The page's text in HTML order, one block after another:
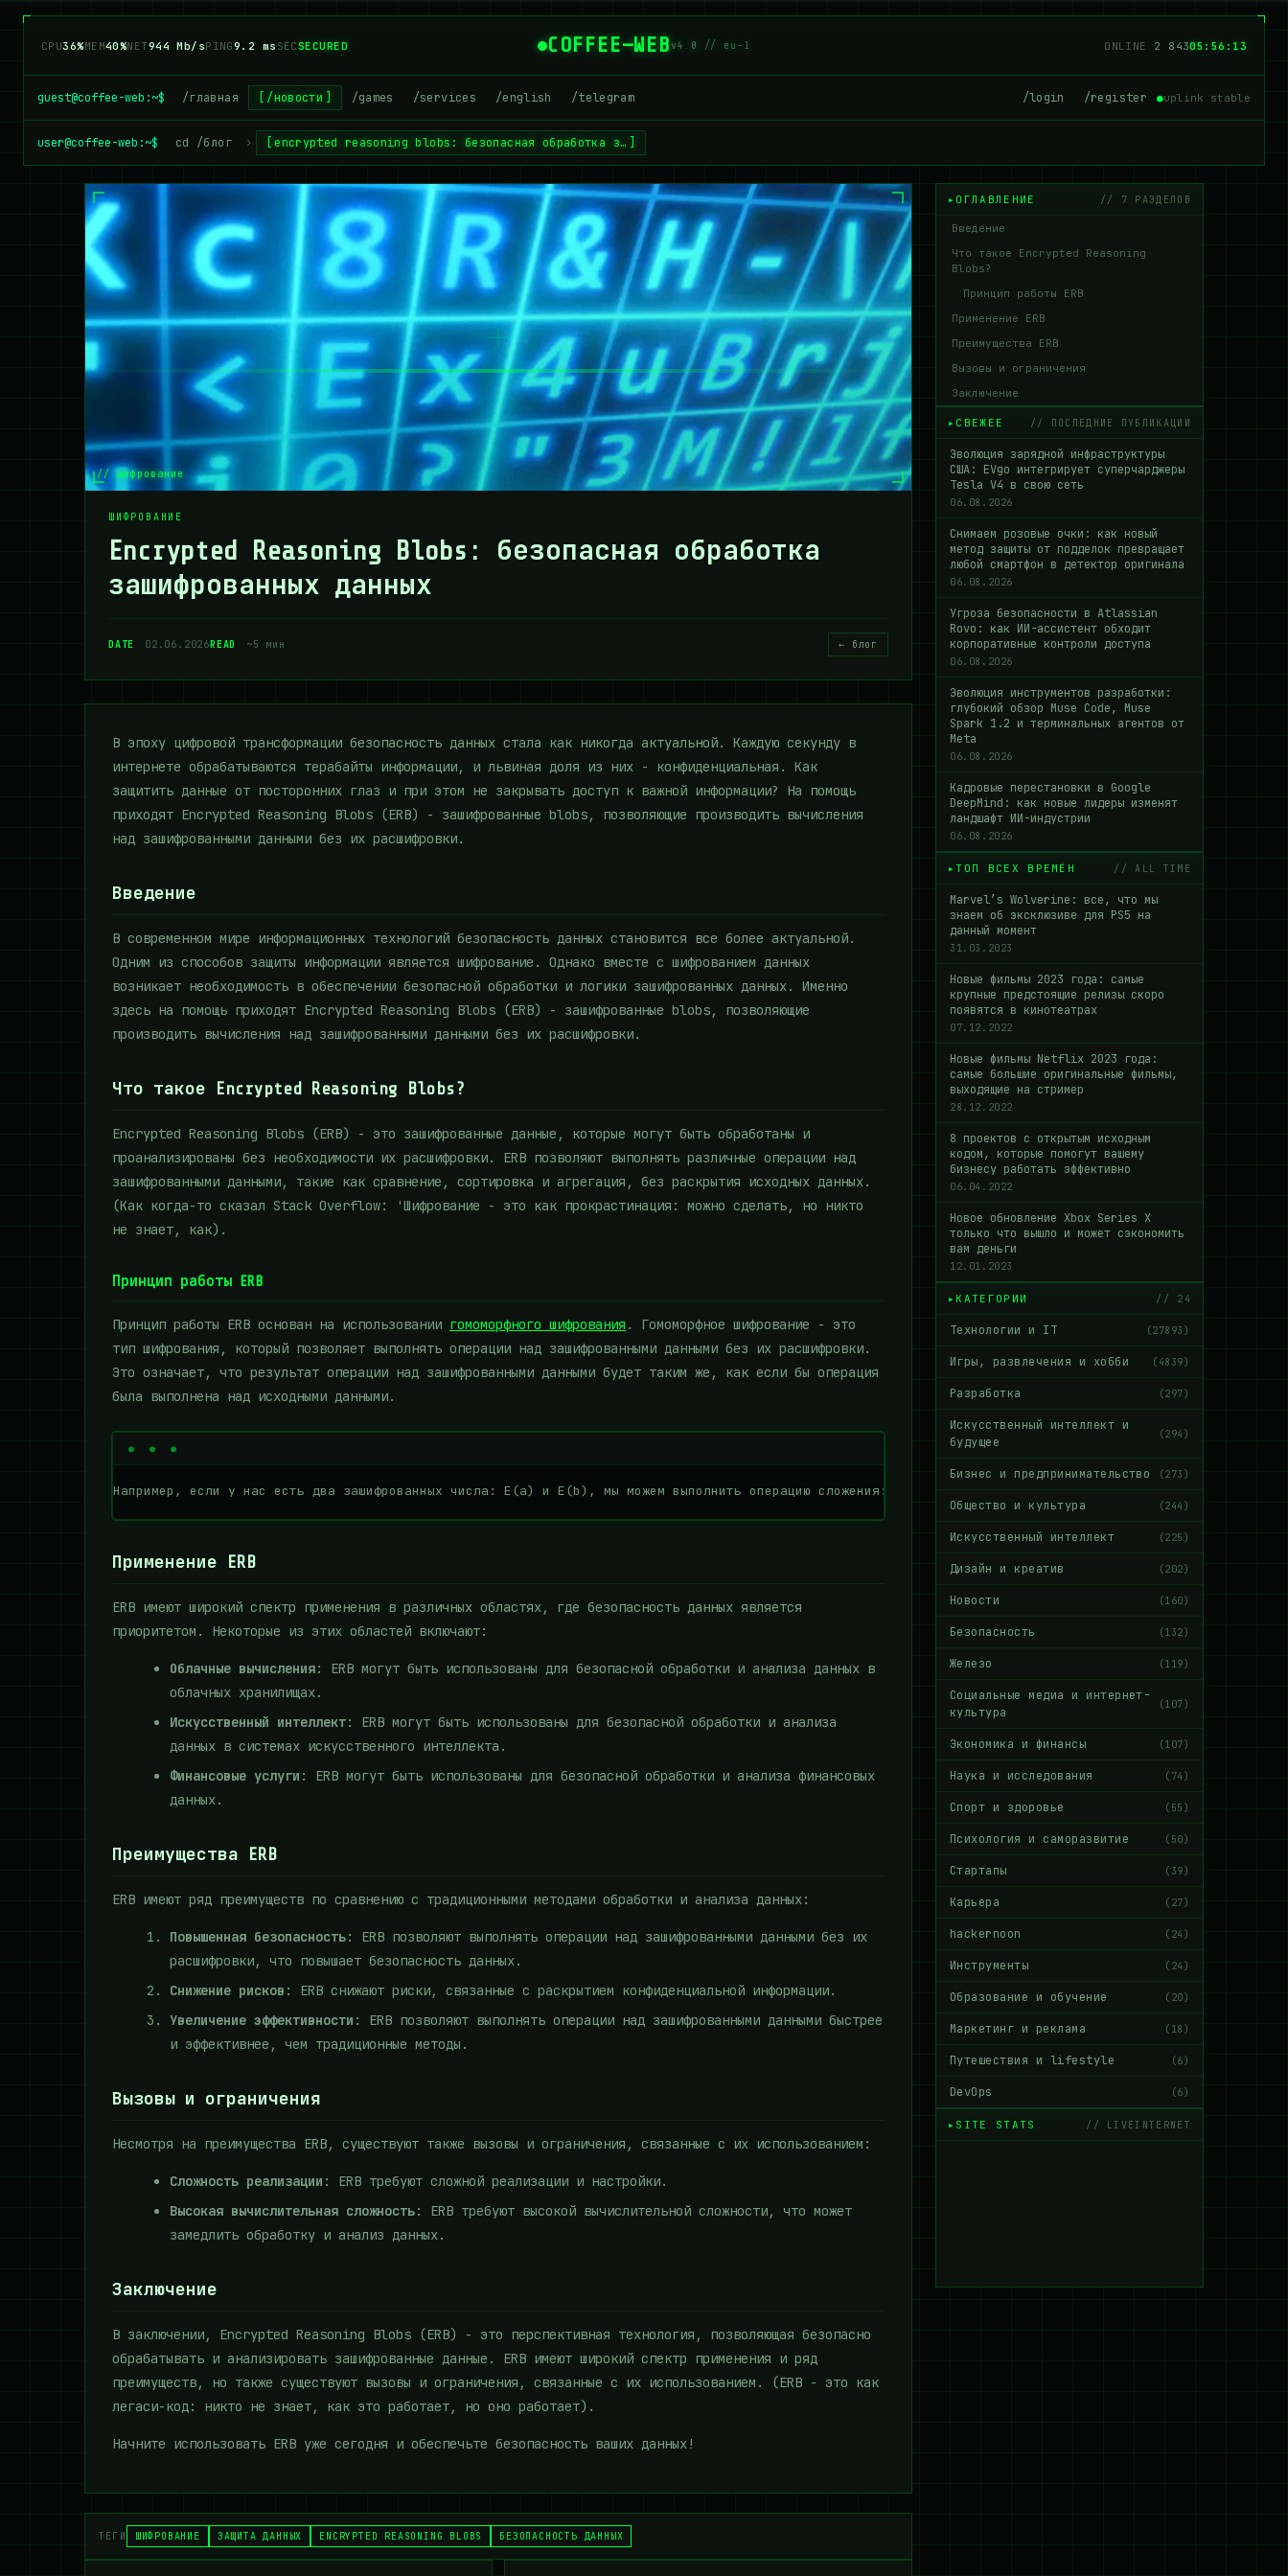
CPU41%MEM38%NET967 Mb/sPING9.2 ms SECSECURED COFFEE—WEBv4.0 // eu-1 ONLINE 2 84005:56:14
guest@coffee-web:~$ /главная /новости /games /services /english /telegram /login /register ●uplink stable
user@coffee-web:~$ cd /блог › encrypted reasoning blobs: безопасная обработка з…
// шифрование
ШИФРОВАНИЕ
Encrypted Reasoning Blobs: безопасная обработка
зашифрованных данных
DATE 02.06.2026READ ~5 мин ← блог
В эпоху цифровой трансформации безопасность данных стала как никогда актуальной. Каждую секунду в
интернете обрабатываются терабайты информации, и львиная доля из них - конфиденциальная. Как
защитить данные от посторонних глаз и при этом не закрывать доступ к важной информации? На помощь
приходят Encrypted Reasoning Blobs (ERB) - зашифрованные blobs, позволяющие производить вычисления
над зашифрованными данными без их расшифровки.
Введение
В современном мире информационных технологий безопасность данных становится все более актуальной.
Одним из способов защиты информации является шифрование. Однако вместе с шифрованием данных
возникает необходимость в обеспечении безопасной обработки и логики зашифрованных данных. Именно
здесь на помощь приходят Encrypted Reasoning Blobs (ERB) - зашифрованные blobs, позволяющие
производить вычисления над зашифрованными данными без их расшифровки.
Что такое Encrypted Reasoning Blobs?
Encrypted Reasoning Blobs (ERB) - это зашифрованные данные, которые могут быть обработаны и
проанализированы без необходимости их расшифровки. ERB позволяют выполнять различные операции над
зашифрованными данными, такие как сравнение, сортировка и агрегация, без раскрытия исходных данных.
(Как когда-то сказал Stack Overflow: 'Шифрование - это как прокрастинация: можно сделать, но никто
не знает, как).
Принцип работы ERB
Принцип работы ERB основан на использовании гомоморфного шифрования . Гомоморфное шифрование - это
тип шифрования, который позволяет выполнять операции над зашифрованными данными без их расшифровки.
Это означает, что результат операции над зашифрованными данными будет таким же, как если бы операция
была выполнена над исходными данными.
Например, если у нас есть два зашифрованных числа: E(a) и E(b), мы можем выполнить операцию сложения: E(a) + E(b) = E(a + b). Это как легендарное
Применение ERB
ERB имеют широкий спектр применения в различных областях, где безопасность данных является
приоритетом. Некоторые из этих областей включают:
Облачные вычисления: ERB могут быть использованы для безопасной обработки и анализа данных в
облачных хранилищах.
Искусственный интеллект: ERB могут быть использованы для безопасной обработки и анализа
данных в системах искусственного интеллекта.
Финансовые услуги : ERB могут быть использованы для безопасной обработки и анализа финансовых
данных.
Преимущества ERB
ERB имеют ряд преимуществ по сравнению с традиционными методами обработки и анализа данных:
Повышенная безопасность: ERB позволяют выполнять операции над зашифрованными данными без их
расшифровки, что повышает безопасность данных.
Снижение рисков : ERB снижают риски, связанные с раскрытием конфиденциальной информации.
Увеличение эффективности : ERB позволяют выполнять операции над зашифрованными данными быстрее
и эффективнее, чем традиционные методы.
Вызовы и ограничения
Несмотря на преимущества ERB, существуют также вызовы и ограничения, связанные с их использованием:
Сложность реализации : ERB требуют сложной реализации и настройки.
Высокая вычислительная сложность: ERB требуют высокой вычислительной сложности, что может
замедлить обработку и анализ данных.
Заключение
В заключении, Encrypted Reasoning Blobs (ERB) - это перспективная технология, позволяющая безопасно
обрабатывать и анализировать зашифрованные данные. ERB имеют широкий спектр применения и ряд
преимуществ, но также существуют вызовы и ограничения, связанные с их использованием. (ERB - это как
легаси-код: никто не знает, как это работает, но оно работает).
Начните использовать ERB уже сегодня и обеспечьте безопасность ваших данных!
ТЕГИ ШИФРОВАНИЕ ЗАЩИТА ДАННЫХ ENCRYPTED REASONING BLOBS БЕЗОПАСНОСТЬ ДАННЫХ
ОГЛАВЛЕНИЕ // 7 РАЗДЕЛОВ
Введение
Что такое Encrypted Reasoning
Blobs?
Принцип работы ERB
Применение ERB
Преимущества ERB
Вызовы и ограничения
Заключение
СВЕЖЕЕ // ПОСЛЕДНИЕ ПУБЛИКАЦИИ
Эволюция зарядной инфраструктуры
США: EVgo интегрирует суперчарджеры
Tesla V4 в свою сеть
06.08.2026
Снимаем розовые очки: как новый
метод защиты от подделок превращает
любой смартфон в детектор оригинала
06.08.2026
Угроза безопасности в Atlassian
Rovo: как ИИ-ассистент обходит
корпоративные контроли доступа
06.08.2026
Эволюция инструментов разработки:
глубокий обзор Muse Code, Muse
Spark 1.2 и терминальных агентов от
Meta
06.08.2026
Кадровые перестановки в Google
DeepMind: как новые лидеры изменят
ландшафт ИИ-индустрии
06.08.2026
ТОП ВСЕХ ВРЕМЁН // ALL TIME
Marvel’s Wolverine: все, что мы
знаем об эксклюзиве для PS5 на
данный момент
31.03.2023
Новые фильмы 2023 года: самые
крупные предстоящие релизы скоро
появятся в кинотеатрах
07.12.2022
Новые фильмы Netflix 2023 года:
самые большие оригинальные фильмы,
выходящие на стример
28.12.2022
8 проектов с открытым исходным
кодом, которые помогут вашему
бизнесу работать эффективно
06.04.2022
Новое обновление Xbox Series X
только что вышло и может сэкономить
вам деньги
12.01.2023
КАТЕГОРИИ // 24
Технологии и IT (27893)
Игры, развлечения и хобби (4839)
Разработка (297)
Искусственный интеллект и
будущее
(294)
Бизнес и предпринимательство (273)
Общество и культура (244)
Искусственный интеллект (225)
Дизайн и креатив (202)
Новости (160)
Безопасность (132)
Железо (119)
Социальные медиа и интернет-
культура
(107)
Экономика и финансы (107)
Наука и исследования (74)
Спорт и здоровье (55)
Психология и саморазвитие (50)
Стартапы (39)
Карьера (27)
hackernoon (24)
Инструменты (24)
Образование и обучение (20)
Маркетинг и реклама (18)
Путешествия и lifestyle (6)
DevOps (6)
SITE STATS // LIVEINTERNET